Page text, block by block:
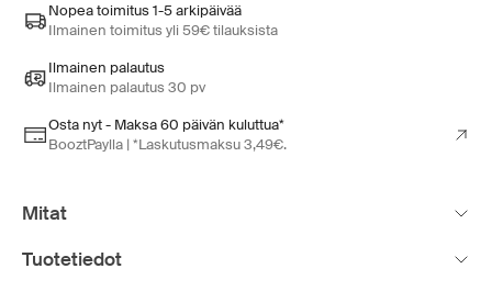
Nopea toimitus 1-5 arkipäivää
Ilmainen toimitus yli 59€ tilauksista
Ilmainen palautus
Ilmainen palautus 30 pv
Osta nyt - Maksa 60 päivän kuluttua*
BooztPaylla | *Laskutusmaksu 3,49€.
Mitat
Tuotetiedot